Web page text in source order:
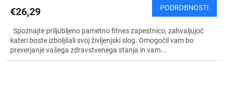
€26,29 PODROBNOSTI
Spoznajte priljubljeno pametno fitnes zapestnico, zahvaljujoč
kateri boste izboljšali svoj življenjski slog. Omogočil vam bo
preverjanje vašega zdravstvenega stanja in vam...